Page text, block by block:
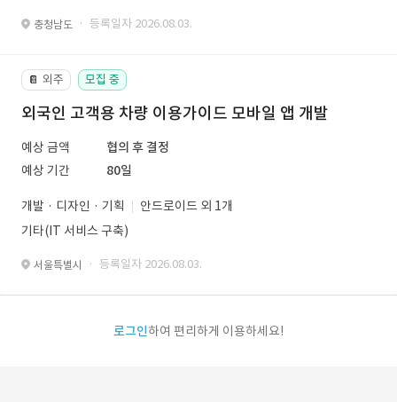
충청남도 · 등록일자 2026.08.03.
📔 외주 모집 중
외국인 고객용 차량 이용가이드 모바일 앱 개발
예상 금액
협의 후 결정
예상 기간
80일
개발 · 디자인 · 기획
안드로이드 외 1개
기타(IT 서비스 구축)
서울특별시 · 등록일자 2026.08.03.
로그인하여 편리하게 이용하세요!